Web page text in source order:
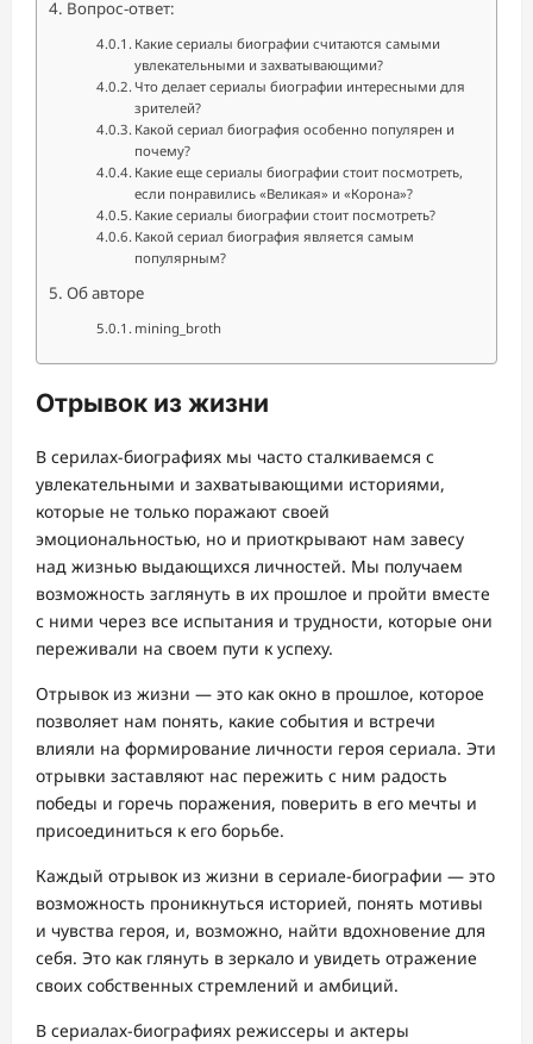
Вопрос-ответ:
Какие сериалы биографии считаются самыми
увлекательными и захватывающими?
Что делает сериалы биографии интересными для
зрителей?
Какой сериал биография особенно популярен и
почему?
Какие еще сериалы биографии стоит посмотреть,
если понравились «Великая» и «Корона»?
Какие сериалы биографии стоит посмотреть?
Какой сериал биография является самым
популярным?
Об авторе
mining_broth
Отрывок из жизни
В серилах-биографиях мы часто сталкиваемся с
увлекательными и захватывающими историями,
которые не только поражают своей
эмоциональностью, но и приоткрывают нам завесу
над жизнью выдающихся личностей. Мы получаем
возможность заглянуть в их прошлое и пройти вместе
с ними через все испытания и трудности, которые они
переживали на своем пути к успеху.
Отрывок из жизни — это как окно в прошлое, которое
позволяет нам понять, какие события и встречи
влияли на формирование личности героя сериала. Эти
отрывки заставляют нас пережить с ним радость
победы и горечь поражения, поверить в его мечты и
присоединиться к его борьбе.
Каждый отрывок из жизни в сериале-биографии — это
возможность проникнуться историей, понять мотивы
и чувства героя, и, возможно, найти вдохновение для
себя. Это как глянуть в зеркало и увидеть отражение
своих собственных стремлений и амбиций.
В сериалах-биографиях режиссеры и актеры